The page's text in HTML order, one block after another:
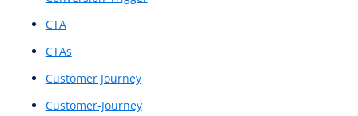
Clickstream Tracking
Clickstream-Analysen
Clickstream-Tracking